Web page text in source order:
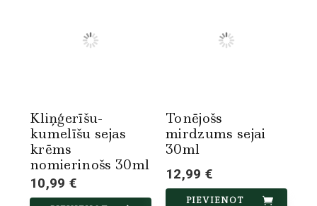
Kliņģerīšu-
kumelīšu sejas
krēms
nomierinošs 30ml
10,99 €
Tonējošs
mirdzums sejai
30ml
12,99 €
PIEVIENOT